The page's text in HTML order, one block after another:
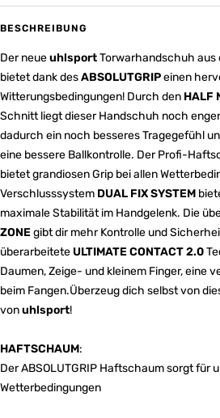
BESCHREIBUNG
Der neueuhlsportTorwarhandschuh aus
bietet dank desABSOLUTGRIPeinen
Witterungsbedingungen! Durch den HALF
Schnitt liegt dieser Handschuh noch
dadurch ein noch besseres Tragegefühl
eine bessere Ballkontrolle. Der Profi-
bietet grandiosen Grip bei allen
Verschlusssystem DUAL FIX SYSTEM
maximale Stabilität im Handgelenk. Die
ZONEgibt dir mehr Kontrolle und
überarbeitete ULTIMATE CONTACT 2.0
Daumen, Zeige- und kleinem Finger, eine
beim Fangen.Überzeug dich selbst von
vonuhlsport!
HAFTSCHAUM:
Der ABSOLUTGRIP Haftschaum sorgt für
Wetterbedingungen